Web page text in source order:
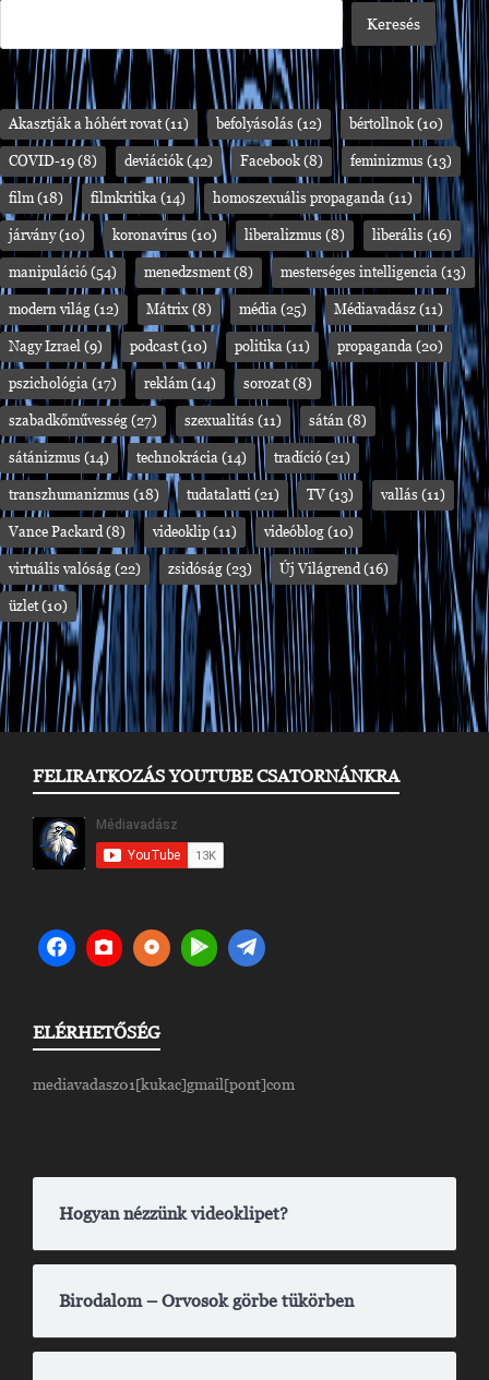
Akasztják a hóhért rovat(11) befolyásolás (12) bértollnok (10)
COVID-19 (8) deviációk (42) Facebook (8) feminizmus (13)
film (18) filmkritika (14) homoszexuális propaganda (11)
járvány(10) koronavírus (10) liberalizmus (8) liberális (16)
manipuláció (54) menedzsment(8) mesterséges intelligencia (13)
modern világ (12) Mátrix (8) média (25) Médiavadász (11)
Nagy Izrael (9) podcast(10) politika (11) propaganda (20)
pszichológia (17) reklám (14) sorozat(8)
szabadkőművesség (27) szexualitás (11) sátán (8)
sátánizmus (14) technokrácia (14) tradíció (21)
transzhumanizmus (18) tudatalatti (21) TV (13) vallás (11)
Vance Packard (8) videoklip (11) videóblog (10)
virtuális valóság (22) zsidóság (23) Új Világrend (16)
üzlet(10)
FELIRATKOZÁS YOUTUBE CSATORNÁNKRA
ELÉRHETŐSÉG
mediavadasz01[kukac]gmail[pont]com
Hogyan nézzünk videoklipet?
Birodalom – Orvosok görbe tükörben